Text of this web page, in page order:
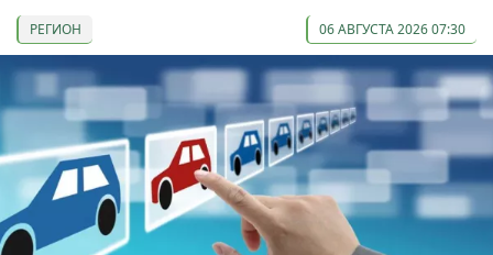
РЕГИОН 06 АВГУСТА 2026 07:30